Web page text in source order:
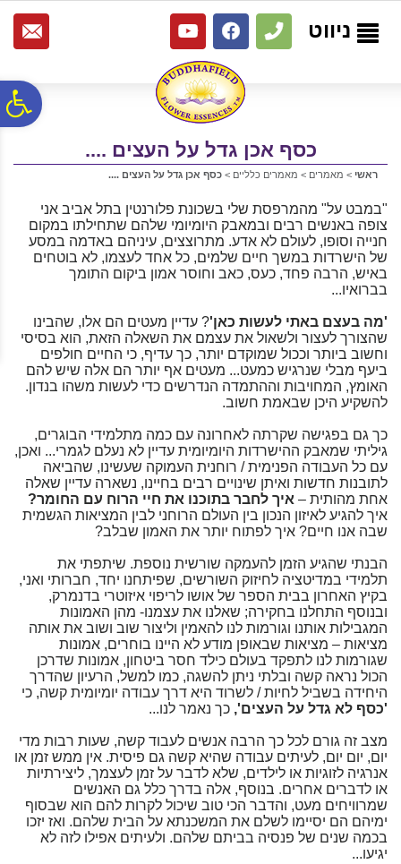
נגישות
אתר
המרכזי
ניווט
כסף אכן גדל על העצים ....
ראשי > מאמרים > מאמרים כלליים > כסף אכן גדל על העצים ....
"במבט על" מהמרפסת שלי בשכונת פלורנטין בתל אביב אני
צופה באנשים רבים ובמאבק היומיומי שלהם שתחילתו במקום
חנייה וסופו, לעולם לא אדע. מתרוצצים, עיניהם באדמה במסע
של הישרדות במשך חיים שלמים, כל אחד לעצמו, לא בוטחים
באיש, הרבה פחד, כעס, כאב וחוסר אמון ביקום התומך
בברואיו...
'מה בעצם באתי לעשות כאן'? עדיין מעטים הם אלו, שהבינו
שהצורך לעצור ולשאול את עצמם את השאלה הזאת, הוא בסיסי
וחשוב ביותר וככול שמוקדם יותר, כך עדיף, כי החיים חולפים
ביעף מבלי שנרגיש כמעט... מעטים אף יותר הם אלה שיש להם
האומץ, המחויבות וההתמדה הנדרשים כדי לעשות משהו בנדון.
להשקיע היכן שבאמת חשוב.
כך גם בפגישה שקרתה לאחרונה עם כמה מתלמידי הבוגרים,
גיליתי שמאבק ההישרדות היומיומית עדיין לא נעלם לגמרי... ואכן,
עם כל העבודה הפנימית / רוחנית העמוקה שעשינו, שהביאה
לתובנות חדשות ואיתן שינויים רבים בחיינו, נשארה עדיין שאלה
אחת מהותית – איך לחבר בתוכנו את חיי הרוח עם החומר?
איך להגיע לאיזון הנכון בין העולם הרוחני לבין המציאות הגשמית
שבה אנו חיים? איך לפתוח יותר את האמון שבלב?
הבנתי שהגיע הזמן להעמקה שורשית נוספת. שיתפתי את
תלמידי במדיטציה לחיזוק השורשים, שפיתחנו יחד, חברותי ואני,
בקיץ האחרון בבית הספר של אושו לריפוי איזוטרי בדנמרק,
ובנוסף התחלנו בחקירה; שאלנו את עצמנו- מהן האמונות
המגבילות אותנו וגורמות לנו להאמין וליצור שוב ושוב את אותה
מציאות – מציאות שבאופן מודע לא היינו בוחרים, אמונות
שגורמות לנו לתפקד בעולם כילד חסר ביטחון, אמונות שדרכן
הכול נראה קשה ובלתי ניתן להשגה, כמו למשל, הרעיון שהדרך
היחידה בשביל לחיות / לשרוד היא דרך עבודה יומיומית קשה, כי
'כסף לא גדל על העצים', כך נאמר לנו...
מצב זה גורם לכל כך הרבה אנשים לעבוד קשה, שעות רבות מדי
יום, יום יום, לעיתים עבודה שהיא קשה גם פיסית. אין ממש זמן או
אנרגיה לזוגיות או לילדים, שלא לדבר על זמן לעצמך, ליצירתיות
או לדברים אחרים. בנוסף, אלה בדרך כלל גם האנשים
שמרוויחים מעט, והדבר הכי טוב שיכול לקרות להם הוא שבסוף
ימיהם הם יסיימו לשלם את המשכנתא על הבית שלהם. ואז יזכו
בכמה שנים של פנסיה בביתם שלהם. ולעיתים אפילו לזה לא
יגיעו...